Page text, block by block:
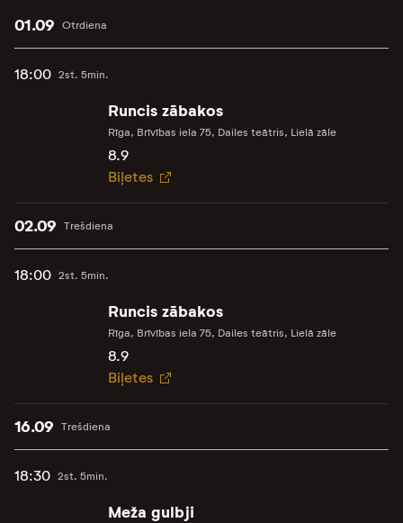
Otrdiena
01.09
18:00 2st. 5min.
Runcis zābakos
Rīga, Brīvības iela 75, Dailes teātris, Lielā zāle
8.9
Biļetes
Trešdiena
02.09
18:00 2st. 5min.
Runcis zābakos
Rīga, Brīvības iela 75, Dailes teātris, Lielā zāle
8.9
Biļetes
Trešdiena
16.09
18:30 2st. 5min.
Meža gulbji